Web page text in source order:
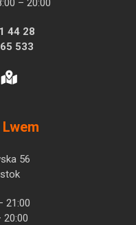
– 20:00
44 28
533
56
21:00
20:00